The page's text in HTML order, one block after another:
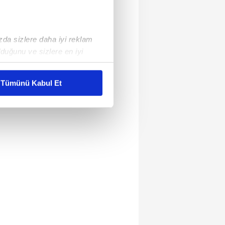
sizlere daha iyi reklam
ve sizlere en iyi
karşılamak
kullanılmaktadır. Bu
sunulması
ve sitemizde ilgili
Tümünü Kabul Et